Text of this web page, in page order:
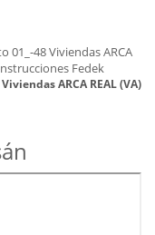
ARCA REAL (VA)